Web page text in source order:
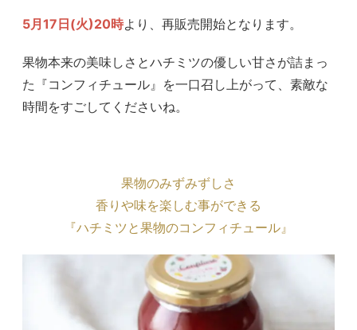
5月17日(火)20時より、再販売開始となります。
果物本来の美味しさとハチミツの優しい甘さが詰まっ
た『コンフィチュール』を一口召し上がって、素敵な
時間をすごしてくださいね。
果物のみずみずしさ
香りや味を楽しむ事ができる
『ハチミツと果物のコンフィチュール』